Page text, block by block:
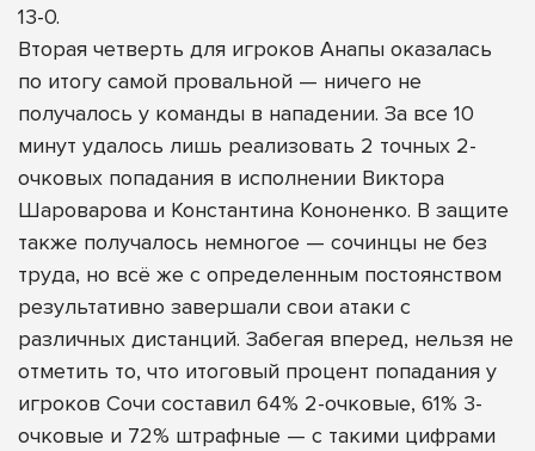
13-0.
Вторая четверть для игроков Анапы оказалась
по итогу самой провальной — ничего не
получалось у команды в нападении. За все 10
минут удалось лишь реализовать 2 точных 2-
очковых попадания в исполнении Виктора
Шароварова и Константина Кононенко. В защите
также получалось немногое — сочинцы не без
труда, но всё же с определенным постоянством
результативно завершали свои атаки с
различных дистанций. Забегая вперед, нельзя не
отметить то, что итоговый процент попадания у
игроков Сочи составил 64% 2-очковые, 61% 3-
очковые и 72% штрафные — с такими цифрами